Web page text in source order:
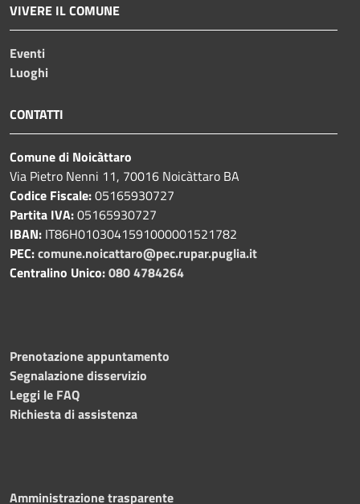
VIVERE IL COMUNE
Eventi
Luoghi
CONTATTI
Comune di Noicàttaro
Via Pietro Nenni 11, 70016 Noicàttaro BA
Codice Fiscale:05165930727
Partita IVA:05165930727
IBAN: IT86H0103041591000001521782
PEC:comune.noicattaro@pec.rupar.puglia.it
Centralino Unico:080 4784264
Prenotazione appuntamento
Segnalazione disservizio
Leggi le FAQ
Richiesta di assistenza
Amministrazione trasparente